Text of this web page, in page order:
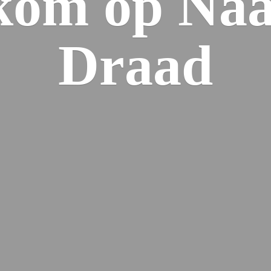
Draad